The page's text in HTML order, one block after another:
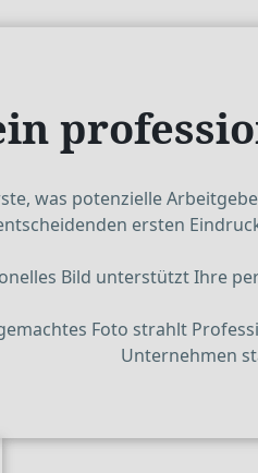
was potenzielle
ersten
Bild unterstützt Ihre
Foto strahlt
Unternehmen